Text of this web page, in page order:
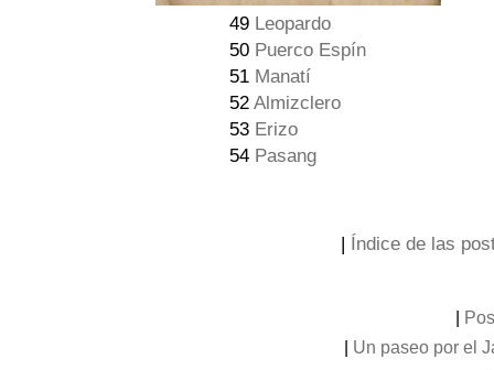
49 Leopardo
50 Puerco Espín
51 Manatí
52 Almizclero
53 Erizo
54 Pasang
| Índice de las
Un paseo por el